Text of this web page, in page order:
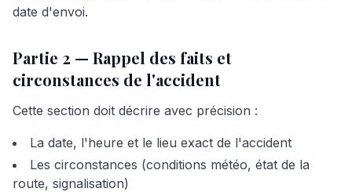
date d'envoi.
Partie 2 — Rappel des faits et
circonstances de l'accident
Cette section doit décrire avec précision :
La date, l'heure et le lieu exact de l'accident
Les circonstances (conditions météo, état de la
route, signalisation)